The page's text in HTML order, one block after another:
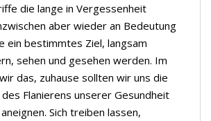
die lange in Vergessenheit
aber wieder an Bedeutung
ein bestimmtes Ziel, langsam
sehen und gesehen werden. Im
das, zuhause sollten wir uns die
Flanierens unserer Gesundheit
Sich treiben lassen,